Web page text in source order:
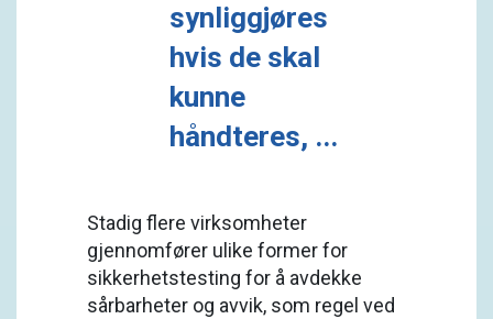
synliggjøres
hvis de skal
kunne
håndteres, ...
Stadig flere virksomheter
gjennomfører ulike former for
sikkerhetstesting for å avdekke
sårbarheter og avvik, som regel ved